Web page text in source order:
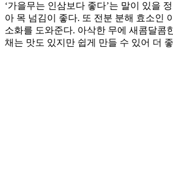
‘가을무는 인삼보다 좋다’는 말이 있을
아 목 넘김이 좋다. 또 전분 분해 효소인
소화를 도와준다. 아삭한 무에 새콤달콤
채는 맛도 있지만 쉽게 만들 수 있어 더